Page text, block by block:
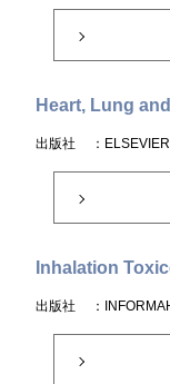
Heart, Lung
出版社 ：ELSEVIER
Inhalation
出版社 ：